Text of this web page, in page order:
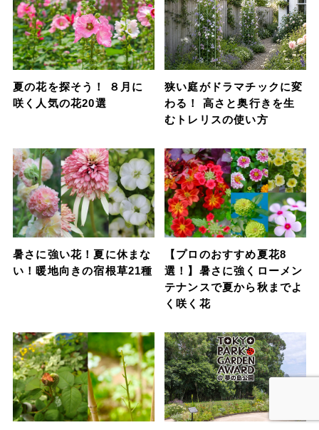
夏の花を探そう！ ８月に
咲く人気の花20選
狭い庭がドラマチックに変
わる！ 高さと奥行きを生
むトレリスの使い方
暑さに強い花！夏に休まな
い！暖地向きの宿根草21種
【プロのおすすめ夏花8
選！】暑さに強くローメン
テナンスで夏から秋までよ
く咲く花